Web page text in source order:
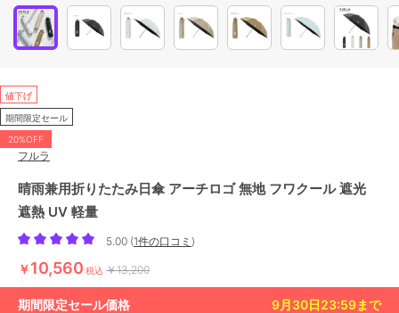
値下げ
期間限定セール
20%OFF
フルラ
晴雨兼用折りたたみ日傘 アーチロゴ 無地 フワクール 遮光
遮熱 UV 軽量
5.00 (1件の口コミ )
￥10,560 税込 ￥13,200
期間限定セール価格 9月30日23:59まで